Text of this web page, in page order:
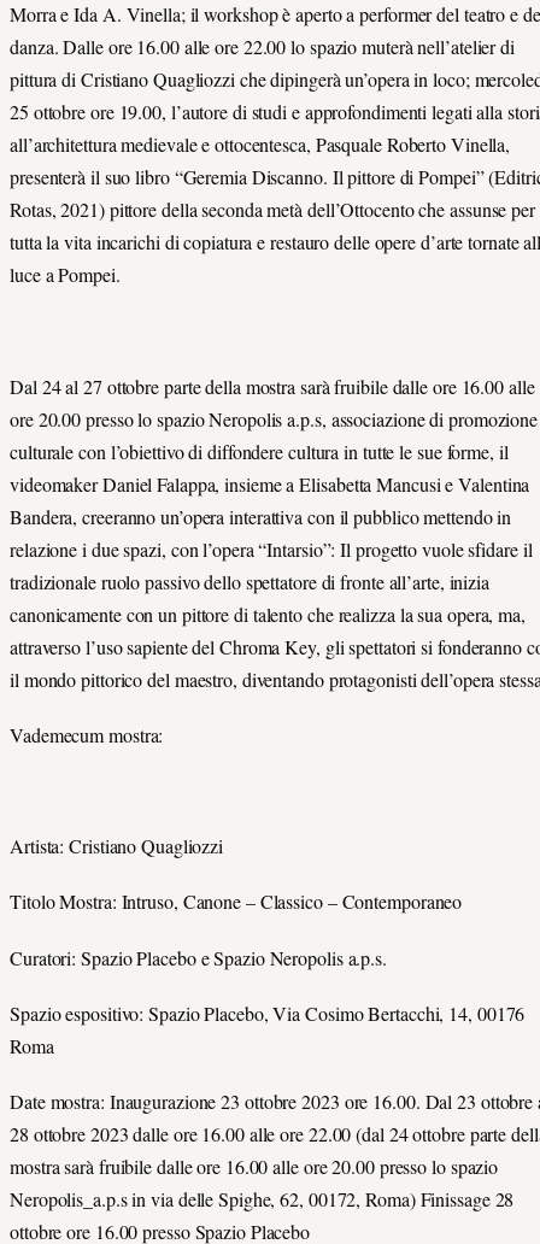
Morra e Ida A. Vinella; il workshop è aperto a performer del teatro e
danza. Dalle ore 16.00 alle ore 22.00 lo spazio muterà nell’atelier di
pittura di Cristiano Quagliozzi che dipingerà un’opera in loco;
25 ottobre ore 19.00, l’autore di studi e approfondimenti legati alla
all’architettura medievale e ottocentesca, Pasquale Roberto Vinella,
presenterà il suo libro “Geremia Discanno. Il pittore di Pompei”
Rotas, 2021) pittore della seconda metà dell’Ottocento che assunse per
tutta la vita incarichi di copiatura e restauro delle opere d’arte tornate
luce a Pompei.
Dal 24 al 27 ottobre parte della mostra sarà fruibile dalle ore 16.00 alle
ore 20.00 presso lo spazio Neropolis a.p.s, associazione di promozione
culturale con l’obiettivo di diffondere cultura in tutte le sue forme, il
videomaker Daniel Falappa, insieme a Elisabetta Mancusi e Valentina
Bandera, creeranno un’opera interattiva con il pubblico mettendo in
relazione i due spazi, con l’opera “Intarsio”: Il progetto vuole sfidare il
tradizionale ruolo passivo dello spettatore di fronte all’arte, inizia
canonicamente con un pittore di talento che realizza la sua opera, ma,
attraverso l’uso sapiente del Chroma Key, gli spettatori si fonderanno
il mondo pittorico del maestro, diventando protagonisti dell’opera
Vademecum mostra:
Artista: Cristiano Quagliozzi
Titolo Mostra: Intruso, Canone – Classico – Contemporaneo
Curatori: Spazio Placebo e Spazio Neropolis a.p.s.
Spazio espositivo: Spazio Placebo, Via Cosimo Bertacchi, 14, 00176
Roma
Date mostra: Inaugurazione 23 ottobre 2023 ore 16.00. Dal 23 ottobre
28 ottobre 2023 dalle ore 16.00 alle ore 22.00 (dal 24 ottobre parte
mostra sarà fruibile dalle ore 16.00 alle ore 20.00 presso lo spazio
Neropolis_a.p.s in via delle Spighe, 62, 00172, Roma) Finissage 28
ottobre ore 16.00 presso Spazio Placebo